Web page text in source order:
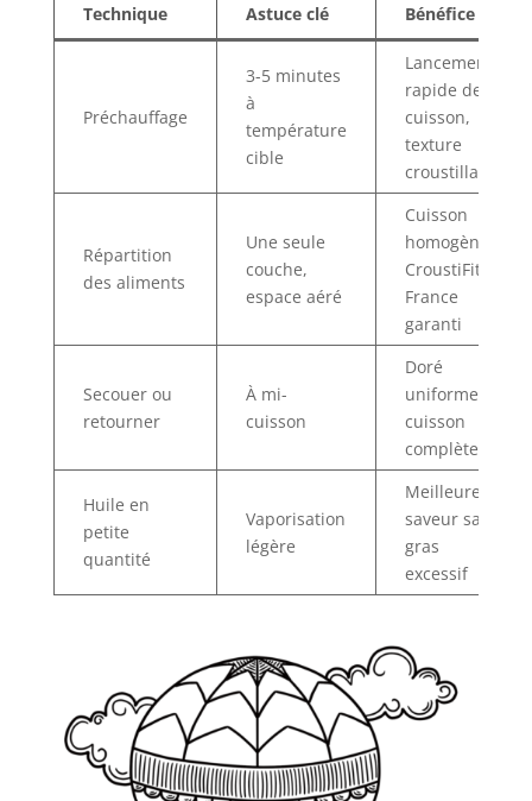
Technique Astuce clé Bénéfice
Préchauffage
3-5 minutes
à
température
cible
Lancement
rapide de la
cuisson,
texture
croustillante
Répartition
des aliments
Une seule
couche,
espace aéré
Cuisson
homogène,
CroustiFit
France
garanti
Secouer ou
retourner
À mi-
cuisson
Doré
uniforme,
cuisson
complète
Huile en
petite
quantité
Vaporisation
légère
Meilleure
saveur sans
gras
excessif